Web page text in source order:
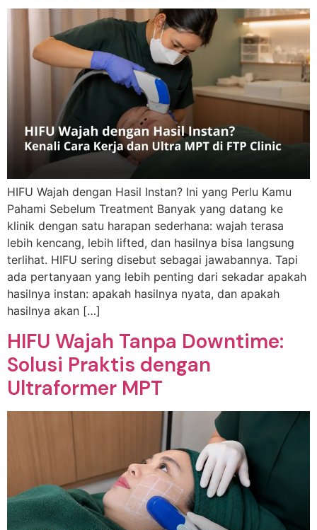
HIFU Wajah dengan Hasil Instan? Ini yang Perlu Kamu
Pahami Sebelum Treatment Banyak yang datang ke
klinik dengan satu harapan sederhana: wajah terasa
lebih kencang, lebih lifted, dan hasilnya bisa langsung
terlihat. HIFU sering disebut sebagai jawabannya. Tapi
ada pertanyaan yang lebih penting dari sekadar apakah
hasilnya instan: apakah hasilnya nyata, dan apakah
hasilnya akan […]
HIFU Wajah Tanpa Downtime:
Solusi Praktis dengan
Ultraformer MPT